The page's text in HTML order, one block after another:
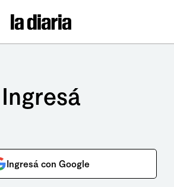
Ingresá
Ingresá con Google